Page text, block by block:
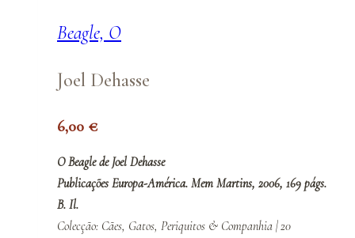
Beagle, O
Joel Dehasse
6,00 €
O Beagle de Joel Dehasse
Publicações Europa-América. Mem Martins, 2006, 169 págs.
B. Il.
Colecção: Cães, Gatos, Periquitos & Companhia | 20